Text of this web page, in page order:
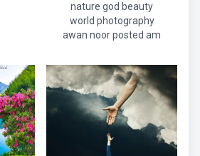
nature god beauty
world photography
awan noor posted am